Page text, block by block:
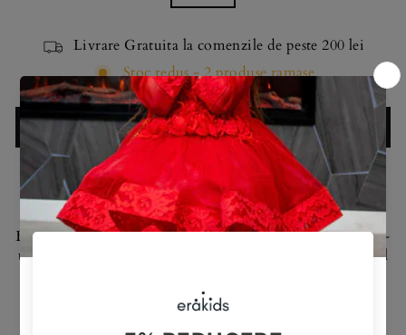
Livrare Gratuita la comenzile de peste 200 lei
Stoc redus - 2 produse ramase
ADAUGA IN COS
Introdu bebelușul tău în lumea confortului și stilului cu
Pantalonașii cu Siret, parte integrantă a colecției noastre
variate de Hăinuțe pentru Copii și Imbracaminte pentru
Bebeluși. Cum transformi rutina zilnică a îmbrăcării într-
un moment plin de tandrețe și rafinament pentru micuțul
Pantalonașii cu Siret nu sunt doar haine obișnuite, ci o